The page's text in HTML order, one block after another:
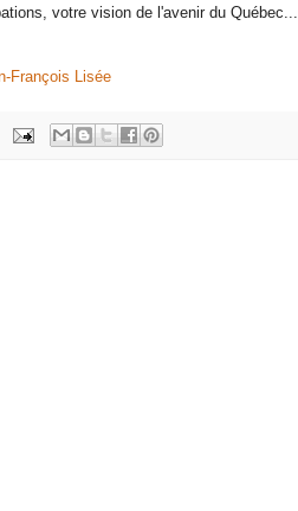
votre vision de l'avenir du Québec...
François Lisée